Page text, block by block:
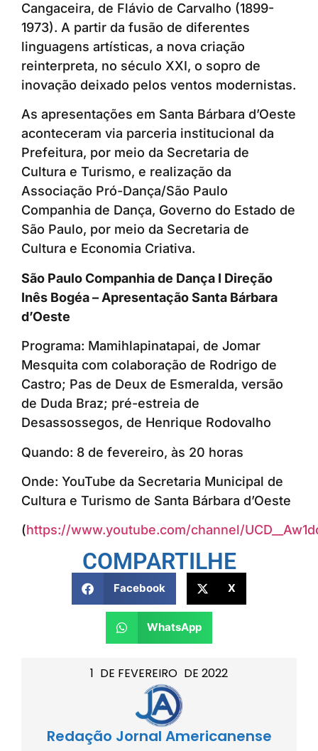
1 DE FEVEREIRO DE 2022
Redação Jornal Americanense
Cangaceira, de Flávio de Carvalho (1899-
1973). A partir da fusão de diferentes
linguagens artísticas, a nova criação
reinterpreta, no século XXI, o sopro de
inovação deixado pelos ventos modernistas.
As apresentações em Santa Bárbara d’Oeste
aconteceram via parceria institucional da
Prefeitura, por meio da Secretaria de
Cultura e Turismo, e realização da
Associação Pró-Dança/São Paulo
Companhia de Dança, Governo do Estado de
São Paulo, por meio da Secretaria de
Cultura e Economia Criativa.
São Paulo Companhia de Dança I Direção
Inês Bogéa – Apresentação Santa Bárbara
d’Oeste
Programa: Mamihlapinatapai, de Jomar
Mesquita com colaboração de Rodrigo de
Castro; Pas de Deux de Esmeralda, versão
de Duda Braz; pré-estreia de
Desassossegos, de Henrique Rodovalho
Quando: 8 de fevereiro, às 20 horas
Onde: YouTube da Secretaria Municipal de
Cultura e Turismo de Santa Bárbara d’Oeste
(https://www.youtube.com/channel/
COMPARTILHE
Facebook X
WhatsApp